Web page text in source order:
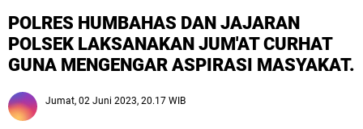
POLRES HUMBAHAS DAN JAJARAN
POLSEK LAKSANAKAN JUM'AT CURHAT
GUNA MENGENGAR ASPIRASI MASYAKAT.
Jumat, 02 Juni 2023, 20.17 WIB